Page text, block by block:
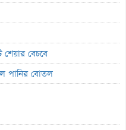
বেচবে
পানির বোতল